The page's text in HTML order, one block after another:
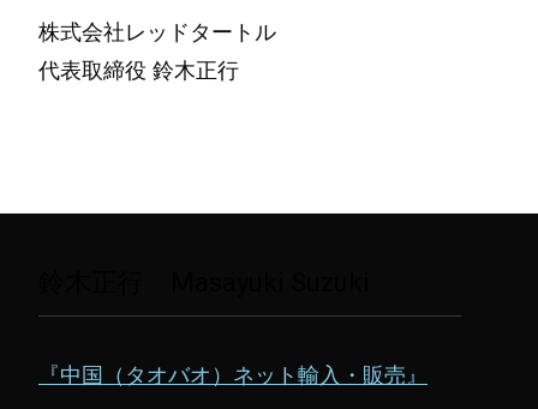
株式会社レッドタートル
代表取締役 鈴木正行
『中国（タオバオ）ネット輸入・販売』